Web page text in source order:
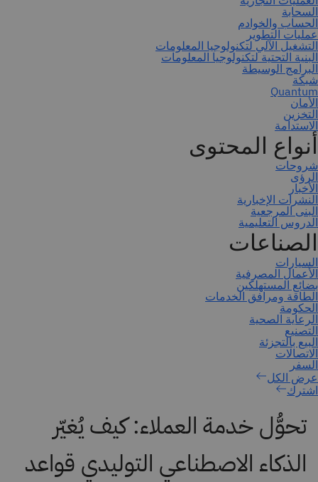
اشترك
تحوُّل خدمة العملاء: كيف يُغيّر
الذكاء الاصطناعي التوليدي قواعد